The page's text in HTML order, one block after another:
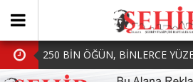
250 BİN ÖĞÜN, BİNLERCE